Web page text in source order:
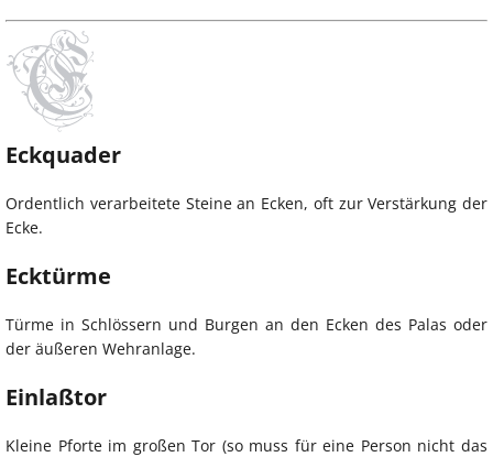
Eckquader
Ordentlich verarbeitete Steine an Ecken, oft zur Verstärkung der
Ecke.
Ecktürme
Türme in Schlössern und Burgen an den Ecken des Palas oder
der äußeren Wehranlage.
Einlaßtor
Kleine Pforte im großen Tor (so muss für eine Person nicht das